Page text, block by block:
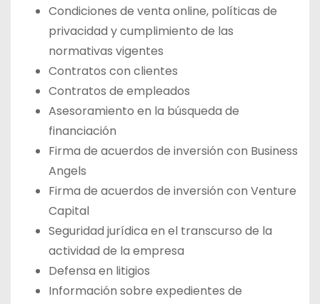
Condiciones de venta online, políticas de
privacidad y cumplimiento de las
normativas vigentes
Contratos con clientes
Contratos de empleados
Asesoramiento en la búsqueda de
financiación
Firma de acuerdos de inversión con Business
Angels
Firma de acuerdos de inversión con Venture
Capital
Seguridad jurídica en el transcurso de la
actividad de la empresa
Defensa en litigios
Información sobre expedientes de